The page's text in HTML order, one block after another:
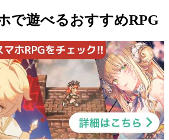
で遊べるおすすめRPG